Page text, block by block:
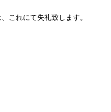
これにて失礼致します。